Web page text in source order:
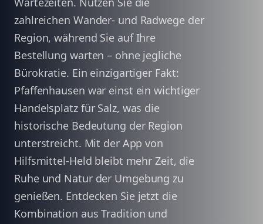
zahlreichen Wander- und Radwege der
Region, während Sie auf Ihre
Bestellung warten – ohne jegliche
Bürokratie. Ein einzigartiger Fakt:
Pfaffenhausen war einst ein wichtiger
Handelsplatz für Salz, was die
historische Bedeutung der Region
unterstreicht. Mit der App von
Hilfsmittel-Held bleibt mehr Zeit, die
Ruhe und Natur der Umgebung zu
genießen. Entdecken Sie jetzt die
Kombination aus Tradition und